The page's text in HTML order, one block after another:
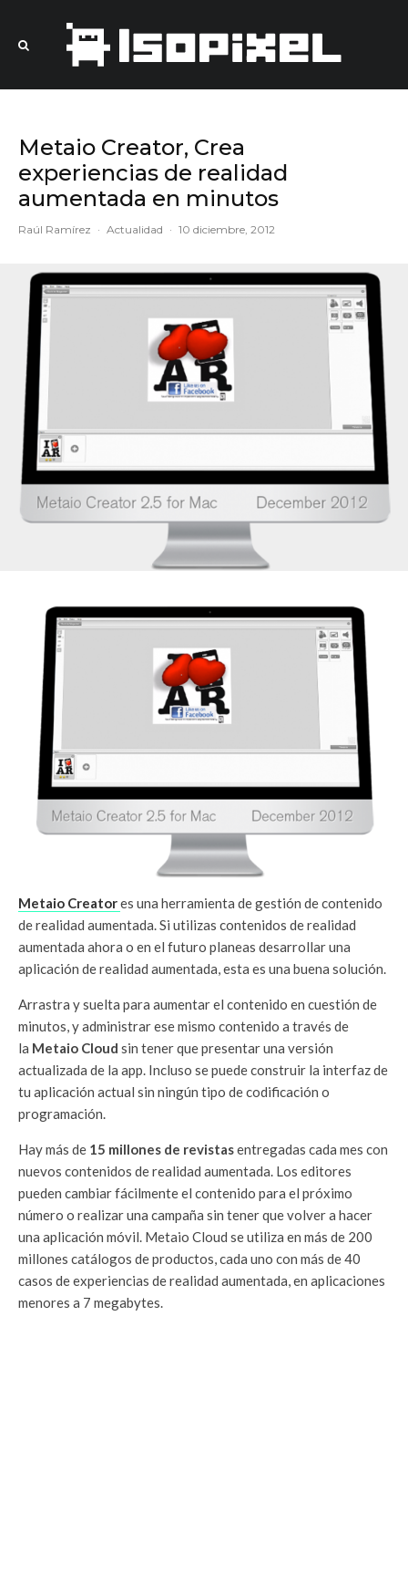
Metaio Creator, Crea
experiencias de realidad
aumentada en minutos
Raúl Ramírez · Actualidad · 10 diciembre, 2012
Metaio Creatores una herramienta de gestión de contenido
de realidad aumentada. Si utilizas contenidos de realidad
aumentada ahora o en el futuro planeas desarrollar una
aplicación de realidad aumentada, esta es una buena solución.
Arrastra y suelta para aumentar el contenido en cuestión de
minutos, y administrar ese mismo contenido a través de
la Metaio Cloud sin tener que presentar una versión
actualizada de la app. Incluso se puede construir la interfaz de
tu aplicación actual sin ningún tipo de codificación o
programación.
Hay más de 15 millones de revistasentregadas cada mes con
nuevos contenidos de realidad aumentada. Los editores
pueden cambiar fácilmente el contenido para el próximo
número o realizar una campaña sin tener que volver a hacer
una aplicación móvil. Metaio Cloud se utiliza en más de 200
millones catálogos de productos, cada uno con más de 40
casos de experiencias de realidad aumentada, en aplicaciones
menores a 7 megabytes.